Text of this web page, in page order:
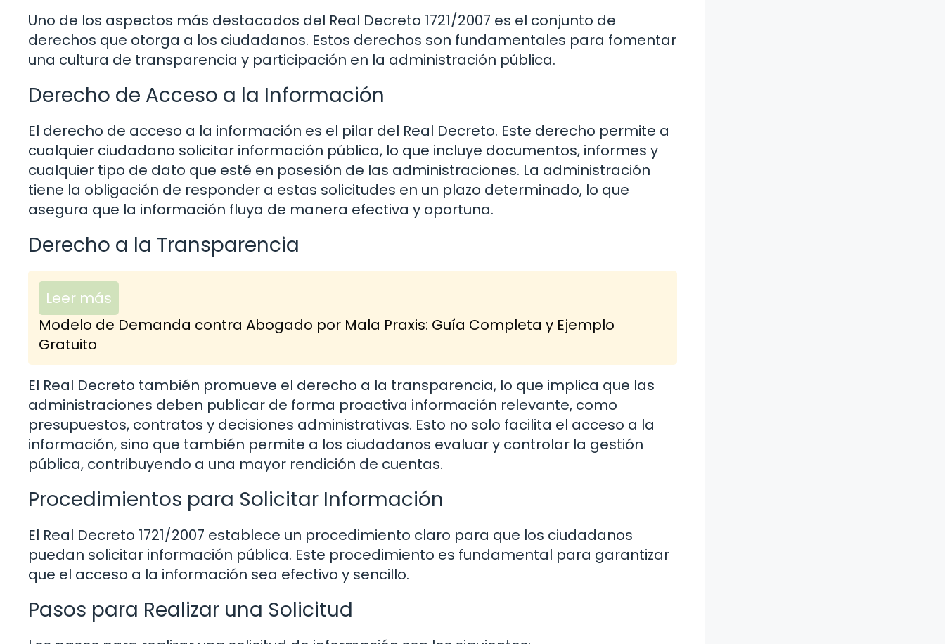
Uno de los aspectos más destacados del Real Decreto 1721/2007 es el conjunto de
derechos que otorga a los ciudadanos. Estos derechos son fundamentales para fomentar
una cultura de transparencia y participación en la administración pública.
Derecho de Acceso a la Información
El derecho de acceso a la información es el pilar del Real Decreto. Este derecho permite a
cualquier ciudadano solicitar información pública, lo que incluye documentos, informes y
cualquier tipo de dato que esté en posesión de las administraciones. La administración
tiene la obligación de responder a estas solicitudes en un plazo determinado, lo que
asegura que la información fluya de manera efectiva y oportuna.
Derecho a la Transparencia
Leer más
Modelo de Demanda contra Abogado por Mala Praxis: Guía Completa y Ejemplo
Gratuito
El Real Decreto también promueve el derecho a la transparencia, lo que implica que las
administraciones deben publicar de forma proactiva información relevante, como
presupuestos, contratos y decisiones administrativas. Esto no solo facilita el acceso a la
información, sino que también permite a los ciudadanos evaluar y controlar la gestión
pública, contribuyendo a una mayor rendición de cuentas.
Procedimientos para Solicitar Información
El Real Decreto 1721/2007 establece un procedimiento claro para que los ciudadanos
puedan solicitar información pública. Este procedimiento es fundamental para garantizar
que el acceso a la información sea efectivo y sencillo.
Pasos para Realizar una Solicitud